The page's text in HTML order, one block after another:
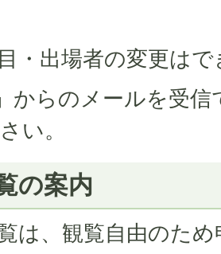
・出場者の変更は
からのメールを受
い。
の案内
は、観覧自由のた